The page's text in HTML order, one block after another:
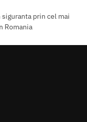
prin cel mai
Romania